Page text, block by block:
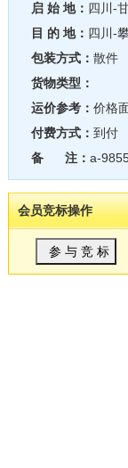
启 始 地： 四川-
目 的 地： 四川-
包装方式： 散件
货物类型：
运价参考： 价格
付费方式： 到付
备 注： a-
会员竞标操作